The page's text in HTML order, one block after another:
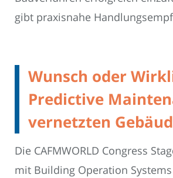
gibt praxisnahe
Wunsch oder
Predictive
vernetzten
Die CAFMWORLD Congress
mit Building Operation Systems